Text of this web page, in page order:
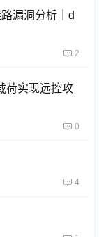
漏洞分析｜d
2
荷实现远控攻
0
4